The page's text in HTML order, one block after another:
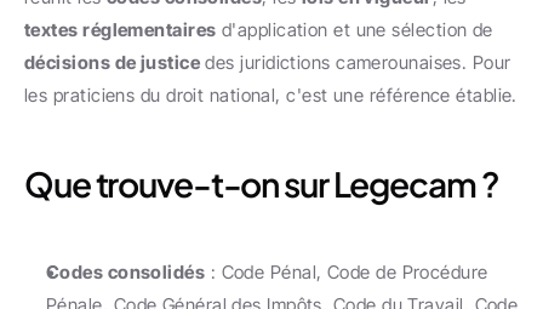
textes réglementaires
décisions de justice des juridictions camerounaises. Pour
les praticiens du droit national, c'est une référence établie.
Que trouve-t-on sur Legecam ?
Codes consolidés : Code Pénal, Code de Procédure